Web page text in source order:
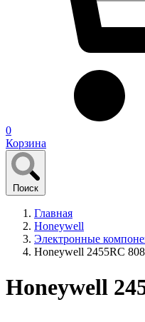
0
Корзина
Поиск
Главная
Honeywell
Электронные
Honeywell 2455RC
Honeywell